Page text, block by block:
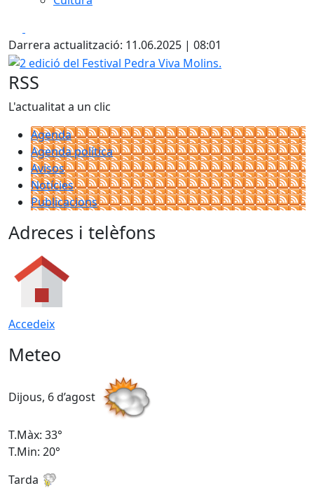
Darrera actualització: 11.06.2025 | 08:01
2 edició del Festival Pedra Viva Molins.
RSS
L'actualitat a un clic
Agenda
Agenda política
Avisos
Notícies
Publicacions
Adreces i telèfons
Accedeix
Meteo
Dijous, 6 d’agost
T.Màx: 33°
T.Min: 20°
Tarda